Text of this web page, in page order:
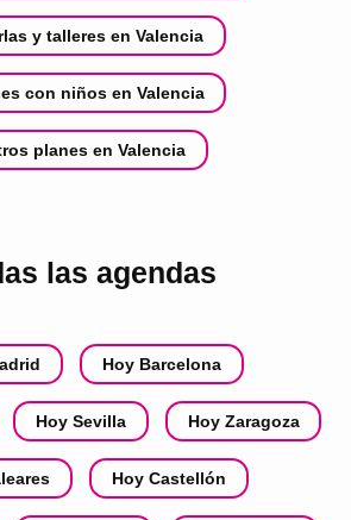
y talleres en Valencia
con niños en Valencia
planes en Valencia
las agendas
Hoy Barcelona
Hoy Sevilla Hoy Zaragoza
Hoy Castellón